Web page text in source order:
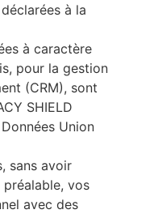
à la
à caractère
pour la gestion
(CRM), sont
SHIELD
Union
sans avoir
vos
avec des